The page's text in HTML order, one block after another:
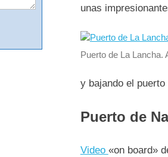
unas
Puerto de La Lancha.
y bajando el
Puerto de
Video «on board»